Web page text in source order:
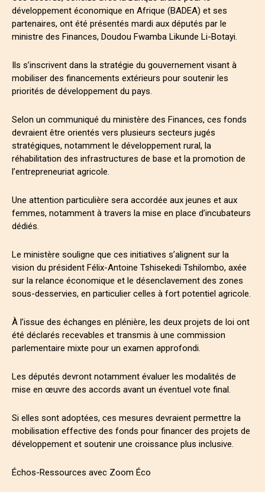
développement économique en Afrique (BADEA) et ses
partenaires, ont été présentés mardi aux députés par le
ministre des Finances, Doudou Fwamba Likunde Li-Botayi.
Ils s’inscrivent dans la stratégie du gouvernement visant à
mobiliser des financements extérieurs pour soutenir les
priorités de développement du pays.
Selon un communiqué du ministère des Finances, ces fonds
devraient être orientés vers plusieurs secteurs jugés
stratégiques, notamment le développement rural, la
réhabilitation des infrastructures de base et la promotion de
l’entrepreneuriat agricole.
Une attention particulière sera accordée aux jeunes et aux
femmes, notamment à travers la mise en place d’incubateurs
dédiés.
Le ministère souligne que ces initiatives s’alignent sur la
vision du président Félix-Antoine Tshisekedi Tshilombo, axée
sur la relance économique et le désenclavement des zones
sous-desservies, en particulier celles à fort potentiel agricole.
À l’issue des échanges en plénière, les deux projets de loi ont
été déclarés recevables et transmis à une commission
parlementaire mixte pour un examen approfondi.
Les députés devront notamment évaluer les modalités de
mise en œuvre des accords avant un éventuel vote final.
Si elles sont adoptées, ces mesures devraient permettre la
mobilisation effective des fonds pour financer des projets de
développement et soutenir une croissance plus inclusive.
Échos-Ressources avec Zoom Éco